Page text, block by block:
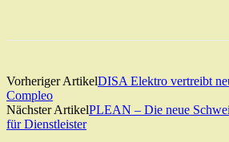
Vorheriger ArtikelDISA Elektro vertreibt
Compleo
Nächster ArtikelPLEAN – Die neue
für Dienstleister